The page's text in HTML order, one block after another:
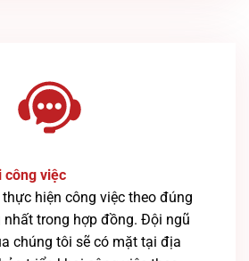
công việc
hiện công việc theo đúng
trong hợp đồng. Đội ngũ
chúng tôi sẽ có mặt tại địa